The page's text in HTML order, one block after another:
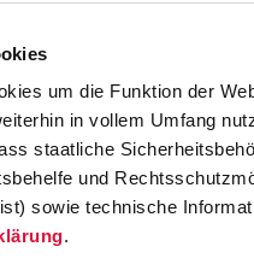
um die Funktion der
in vollem Umfang
staatliche
und
sowie technische
.